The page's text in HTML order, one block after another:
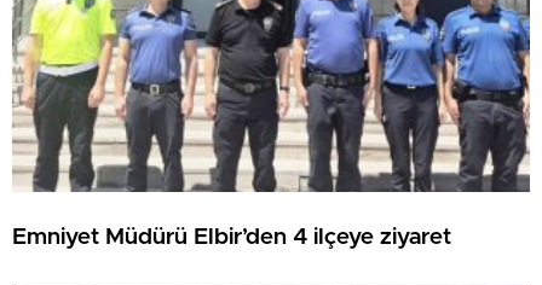
Emniyet Müdürü Elbir’den 4 ilçeye ziyaret